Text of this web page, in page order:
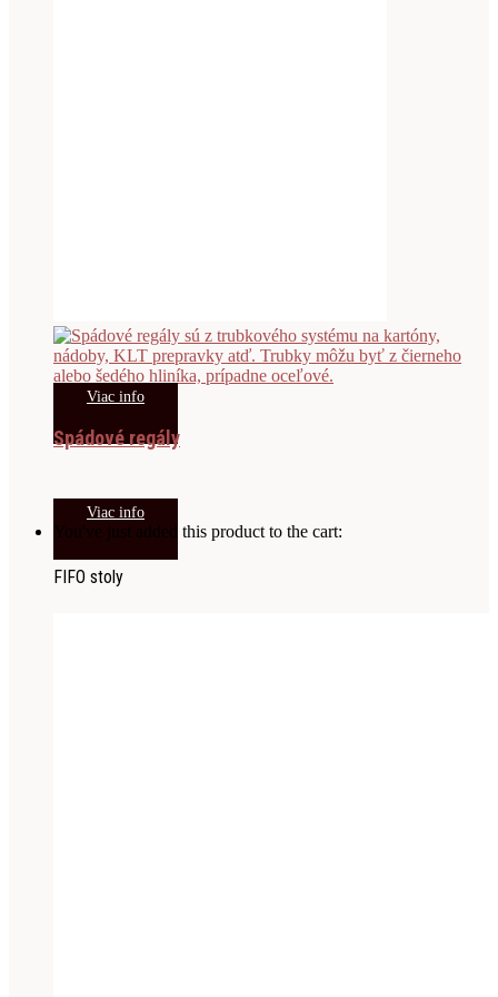
Viac info
Spádové regály
Viac info
You've just added this product to the cart:
FIFO stoly